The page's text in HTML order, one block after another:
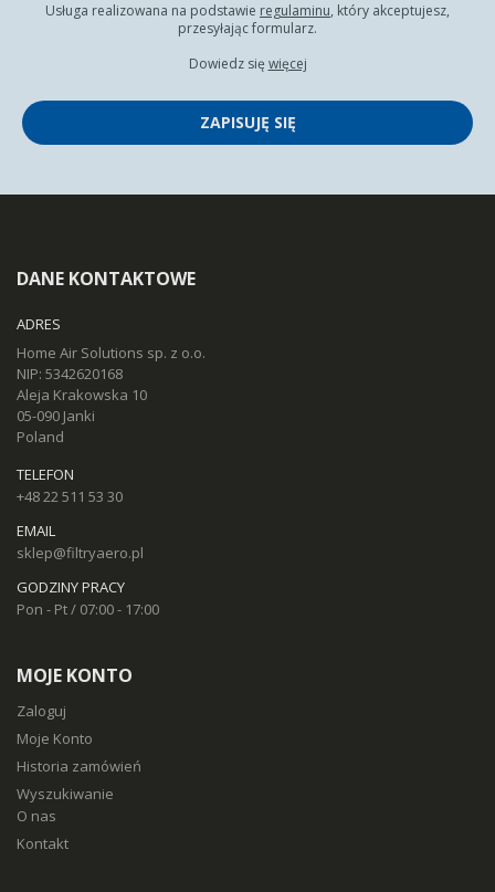
Usługa realizowana na podstawie regulaminu, który akceptujesz,
przesyłając formularz.
Dowiedz się więcej
ZAPISUJĘ SIĘ
DANE KONTAKTOWE
ADRES
Home Air Solutions sp. z o.o.
NIP: 5342620168
Aleja Krakowska 10
05-090 Janki
Poland
TELEFON
+48 22 511 53 30
EMAIL
sklep@filtryaero.pl
GODZINY PRACY
Pon - Pt / 07:00 - 17:00
MOJE KONTO
Zaloguj
Moje Konto
Historia zamówień
Wyszukiwanie
O nas
Kontakt